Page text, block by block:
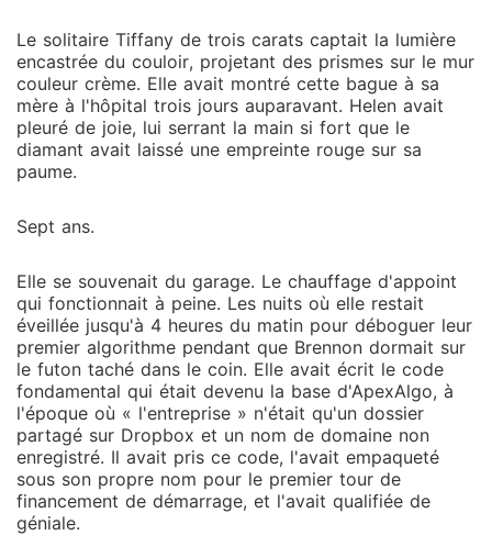
Le solitaire Tiffany de trois carats captait la lumière
encastrée du couloir, projetant des prismes sur le mur
couleur crème. Elle avait montré cette bague à sa
mère à l'hôpital trois jours auparavant. Helen avait
pleuré de joie, lui serrant la main si fort que le
diamant avait laissé une empreinte rouge sur sa
paume.
Sept ans.
Elle se souvenait du garage. Le chauffage d'appoint
qui fonctionnait à peine. Les nuits où elle restait
éveillée jusqu'à 4 heures du matin pour déboguer leur
premier algorithme pendant que Brennon dormait sur
le futon taché dans le coin. Elle avait écrit le code
fondamental qui était devenu la base d'ApexAlgo, à
l'époque où « l'entreprise » n'était qu'un dossier
partagé sur Dropbox et un nom de domaine non
enregistré. Il avait pris ce code, l'avait empaqueté
sous son propre nom pour le premier tour de
financement de démarrage, et l'avait qualifiée de
géniale.